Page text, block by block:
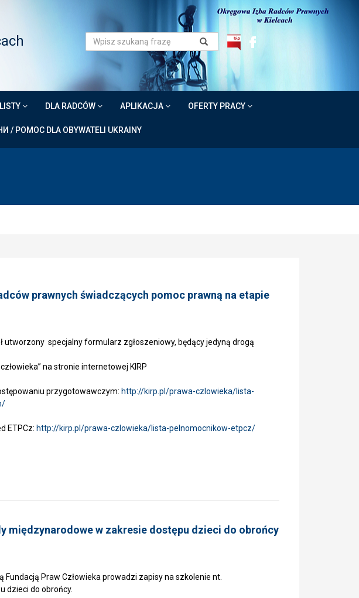
DLA RADCÓW APLIKACJA OFERTY PRACY
DLA OBYWATELI UKRAINY
prawnych świadczących pomoc prawną na etapie
utworzony specjalny formularz zgłoszeniowy, będący jedyną drogą
na stronie internetowej KIRP
przygotowawczym: http://kirp.pl/prawa-czlowieka/lista-
ETPCz: http://kirp.pl/prawa-czlowieka/lista-pelnomocnikow-etpcz/
międzynarodowe w zakresie dostępu dzieci do obrońcy
Fundacją Praw Człowieka prowadzi zapisy na szkolenie nt.
dzieci do obrońcy.